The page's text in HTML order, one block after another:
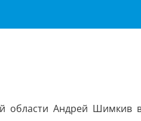
области Андрей Шимкив